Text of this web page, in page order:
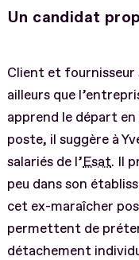
Un candidat
Client et fournisseur
ailleurs que
apprend le départ
poste, il suggère à
salariés de l’Esat. Il
peu dans son
cet ex-maraîcher
permettent de
détachement